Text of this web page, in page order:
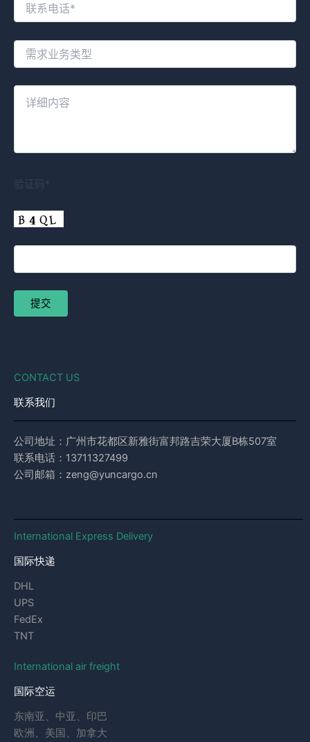
验证码*
CONTACT US
联系我们
公司地址：广州市花都区新雅街富邦路吉荣大厦B栋507室
联系电话：13711327499
公司邮箱：zeng@yuncargo.cn
International Express Delivery
国际快递
DHL
UPS
FedEx
TNT
International air freight
国际空运
东南亚、中亚、印巴
欧洲、美国、加拿大